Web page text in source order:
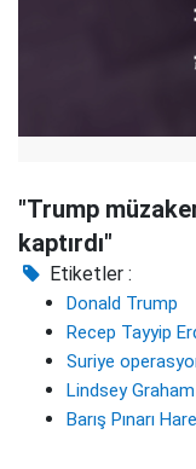
"Trump
kaptırdı"
Etiketler :
Donald Trump
Recep Tayyip
Suriye
Lindsey Graham
Barış Pınarı